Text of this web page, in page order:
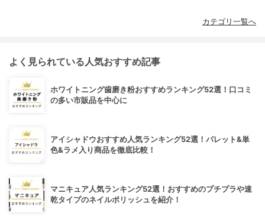
カテゴリ一覧へ
よく見られている人気おすすめ記事
ホワイトニング歯磨き粉おすすめランキング52選！口コミ
の多い市販品を中心に
アイシャドウおすすめ人気ランキング52選！パレット&単
色&ラメ入り商品を徹底比較！
マニキュア人気ランキング52選！おすすめのプチプラや速
乾タイプのネイルポリッシュを紹介！